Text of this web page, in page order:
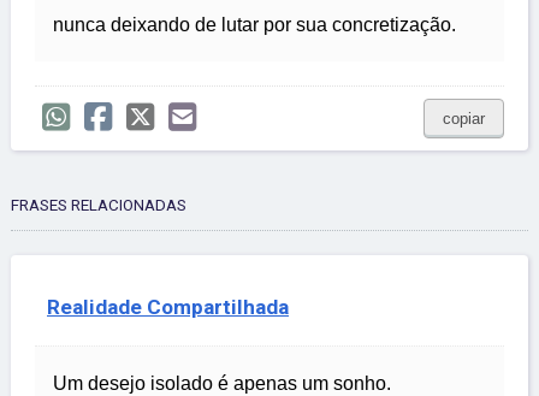
nunca deixando de lutar por sua concretização.
copiar
FRASES RELACIONADAS
Realidade Compartilhada
Um desejo isolado é apenas um sonho.